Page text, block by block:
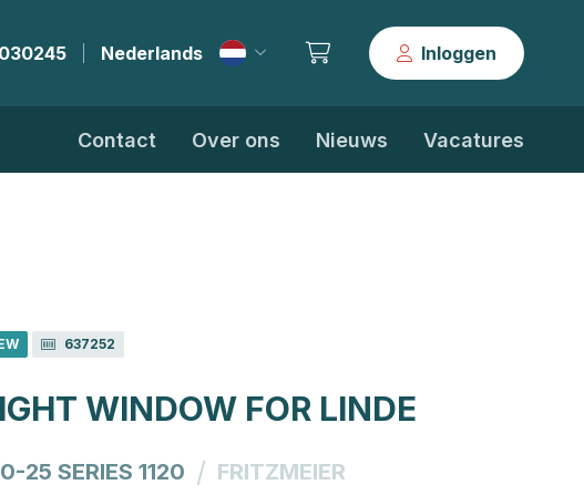
| Nederlands Inloggen
Contact Over ons Nieuws Vacatures
637252
WINDOW FOR LINDE
25 SERIES 1120 / FRITZMEIER